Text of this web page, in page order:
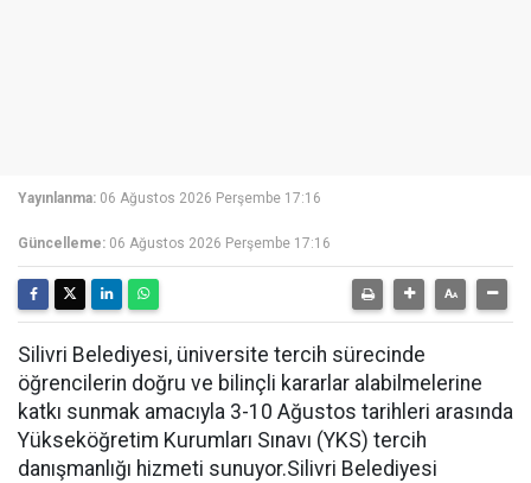
Yayınlanma: 06 Ağustos 2026 Perşembe 17:16
Güncelleme: 06 Ağustos 2026 Perşembe 17:16
Silivri Belediyesi, üniversite tercih sürecinde
öğrencilerin doğru ve bilinçli kararlar alabilmelerine
katkı sunmak amacıyla 3-10 Ağustos tarihleri arasında
Yükseköğretim Kurumları Sınavı (YKS) tercih
danışmanlığı hizmeti sunuyor.Silivri Belediyesi